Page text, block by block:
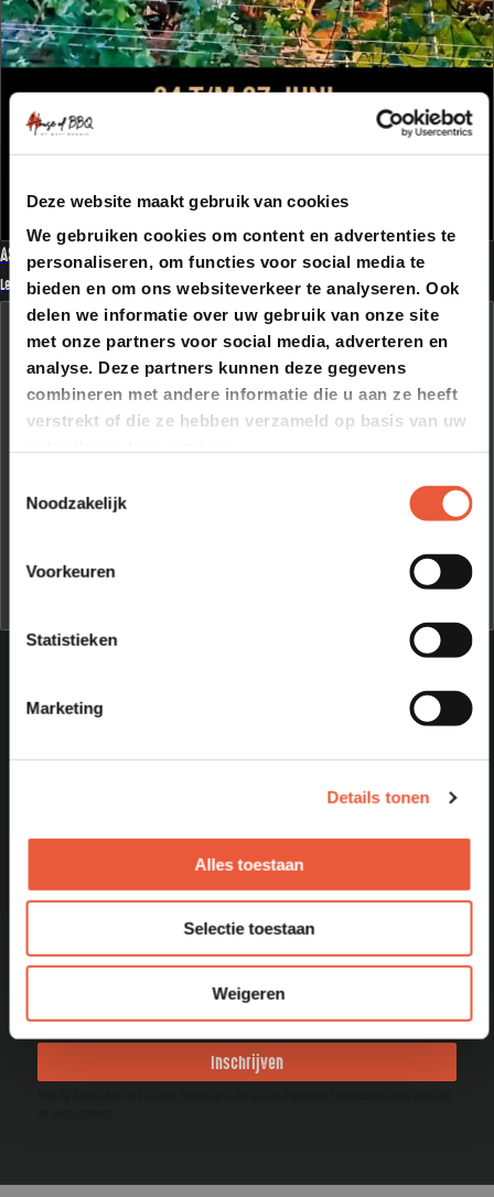
Deze website maakt gebruik van cookies
We gebruiken cookies om content en advertenties te
personaliseren, om functies voor social media te
bieden en om ons websiteverkeer te analyseren. Ook
delen we informatie over uw gebruik van onze site
met onze partners voor social media, adverteren en
analyse. Deze partners kunnen deze gegevens
combineren met andere informatie die u aan ze heeft
verstrekt of die ze hebben verzameld op basis van uw
Noodzakelijk
Voorkeuren
Statistieken
Marketing
Details tonen
Alles toestaan
Selectie toestaan
Weigeren
ASPERGES & AARDE
Lees meer
Blijf je op de hoogte?
Schrijf je in voor de laatste updates, aankondigingen en
evenementen van House of BBQ.
Ja, dat wil ik!
en
Section
Inschrijven